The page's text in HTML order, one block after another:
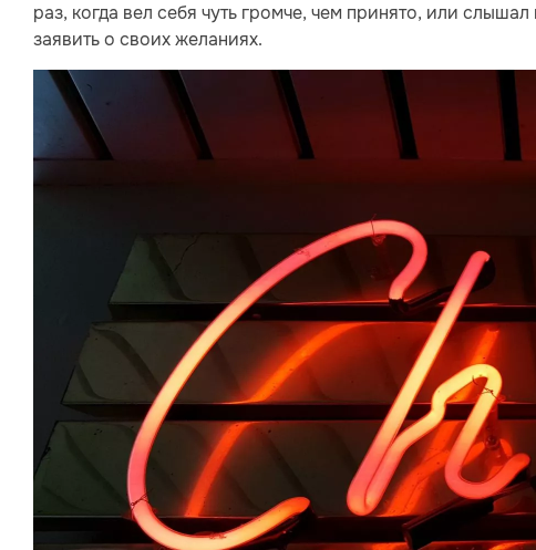
раз, когда вел себя чуть громче, чем принято, или
заявить о своих желаниях.